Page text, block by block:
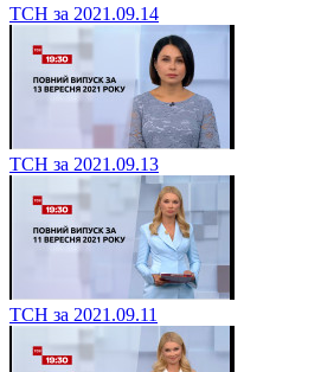
ТСН за 2021.09.14
ТСН за 2021.09.13
ТСН за 2021.09.11